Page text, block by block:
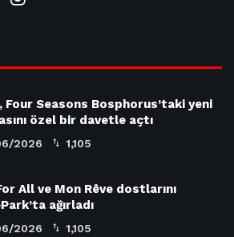
Four Seasons Bosphorus’taki yeni
özel bir davetle açtı
2026 1,105
All ve Mon Rêve dostlarını
ağırladı
2026 1,105